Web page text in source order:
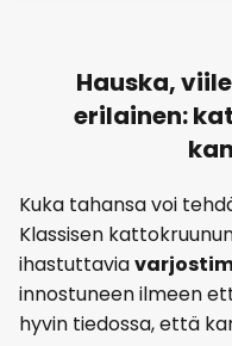
Hauska,
erilainen:
Kuka tahansa voi
Klassisen
ihastuttavia
innostuneen ilmeen
hyvin tiedossa, että